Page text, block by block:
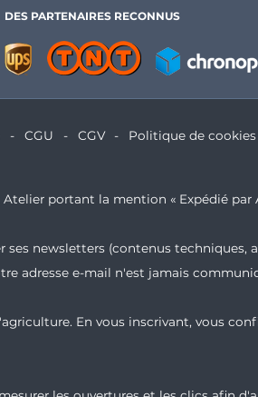
DES PARTENAIRES RECONNUS
CGU CGV Politique de cookies
portant la mention « Expédié par
ses newsletters (contenus
adresse e-mail n'est jamais
En vous inscrivant, vous